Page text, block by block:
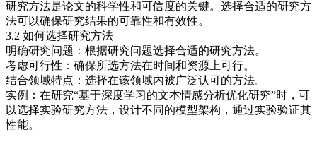
研究方法是论文的科学性和可信度的关键。选择合适的研究方
法可以确保研究结果的可靠性和有效性。
3.2 如何选择研究方法
明确研究问题：根据研究问题选择合适的研究方法。
考虑可行性：确保所选方法在时间和资源上可行。
结合领域特点：选择在该领域内被广泛认可的方法。
实例：在研究“基于深度学习的文本情感分析优化研究”时，可
以选择实验研究方法，设计不同的模型架构，通过实验验证其
性能。